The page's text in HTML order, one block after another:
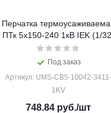
Перчатка
ПТк 5х150-240 1кВ IEK (1/
Под заказ
Артикул: UMS-CB5-10042-3411-
1KV
748.84 руб./шт